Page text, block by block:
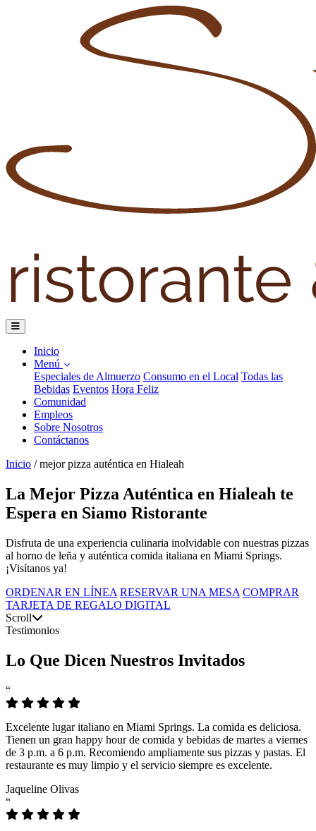
Inicio
Menú
Especiales de Almuerzo Consumo en el Local Todas las
Bebidas Eventos Hora Feliz
Comunidad
Empleos
Sobre Nosotros
Contáctanos
Inicio / mejor pizza auténtica en Hialeah
La Mejor Pizza Auténtica en Hialeah te
Espera en Siamo Ristorante
Disfruta de una experiencia culinaria inolvidable con nuestras pizzas
al horno de leña y auténtica comida italiana en Miami Springs.
¡Visítanos ya!
ORDENAR EN LÍNEA RESERVAR UNA MESA COMPRAR
TARJETA DE REGALO DIGITAL
Scroll
Testimonios
Lo Que Dicen Nuestros Invitados
“
Excelente lugar italiano en Miami Springs. La comida es deliciosa.
Tienen un gran happy hour de comida y bebidas de martes a viernes
de 3 p.m. a 6 p.m. Recomiendo ampliamente sus pizzas y pastas. El
restaurante es muy limpio y el servicio siempre es excelente.
Jaqueline Olivas
“